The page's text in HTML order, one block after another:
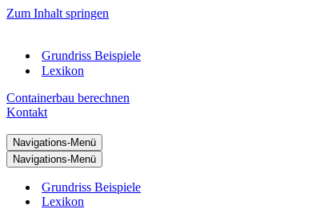
Zum Inhalt springen
Grundriss Beispiele
Lexikon
Containerbau berechnen
Kontakt
Navigations-Menü
Navigations-Menü
Grundriss Beispiele
Lexikon